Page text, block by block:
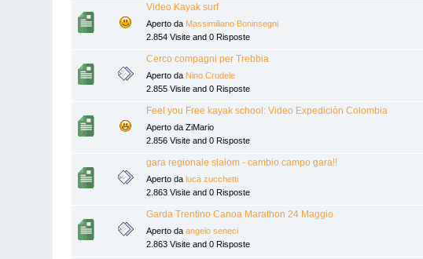
Video Kayak surf
Aperto da Massimiliano Boninsegni
2.854 Visite and 0 Risposte
Cerco compagni per Trebbia
Aperto da Nino Crudele
2.855 Visite and 0 Risposte
Feel you Free kayak school: Video Expediciòn Colombia
Aperto da ZiMario
2.856 Visite and 0 Risposte
gara regionale slalom - cambio campo gara!!
Aperto daluca zucchetti
2.863 Visite and 0 Risposte
Garda Trentino Canoa Marathon 24 Maggio
Aperto daangelo seneci
2.863 Visite and 0 Risposte